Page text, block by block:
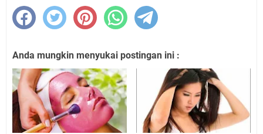
Anda mungkin menyukai postingan ini :